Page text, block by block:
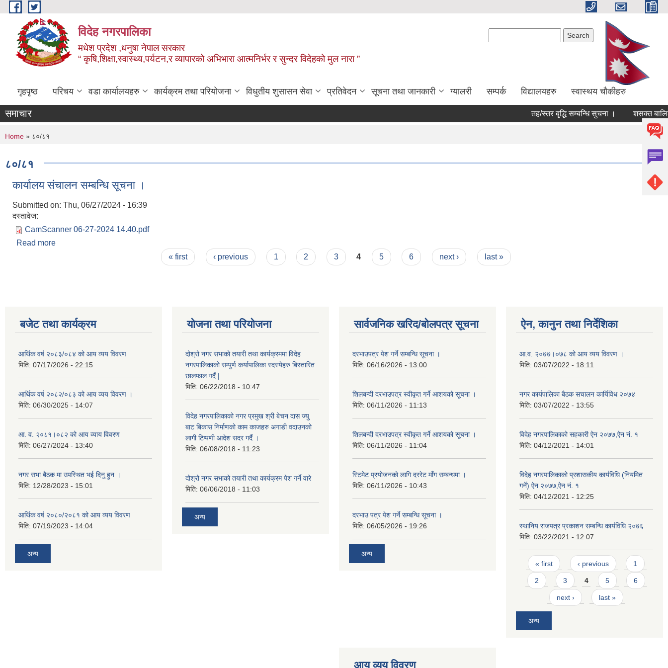
Skip to main content
विदेह नगरपालिका
मधेश प्रदेश ,धनुषा नेपाल सरकार
“ कृषि,शिक्षा,स्वास्थ्य,पर्यटन,र व्यापारको अभिभारा आत्मनिर्भर र सुन्दर विदेहको मुल नारा ”
गृहपृष्ठ परिचय वडा कार्यालयहरु कार्यक्रम तथा परियोजना विधुतीय शुसासन सेवा प्रतिवेदन सूचना तथा जानकारी ग्यालरी सम्पर्क विद्यालयहरु स्वास्थय चौकीहरु
समाचार तह/स्तर बृद्धि सम्बन्धि सुचना । शसक्त
You are here
Home » ८०/८१
८०/८१
कार्यालय संचालन सम्बन्धि सूचना ।
Submitted on: Thu, 06/27/2024 - 16:39
दस्तावेज:
CamScanner 06-27-2024 14.40.pdf
Read more
« first ‹ previous 1 2 3 4 5 6 next › last »
बजेट तथा कार्यक्रम
आर्थिक वर्ष २०८३/०८४ को आय व्यय विवरण
मिति: 07/17/2026 - 22:15
आर्थिक वर्ष २०८२/०८३ को आय व्यय विवरण ।
मिति: 06/30/2025 - 14:07
आ. व. २०८१।०८२ को आय व्याय विवरण
मिति: 06/27/2024 - 13:40
नगर सभा बैठक मा उपस्थित भई दिनु हुन ।
मिति: 12/28/2023 - 15:01
आर्थिक वर्ष २०८०/२०८१ को आय व्यय विवरण
मिति: 07/19/2023 - 14:04
अन्य
योजना तथा परियोजना
दोश्रो नगर सभाको तयारी तथा कार्यक्रममा विदेह
नगरपालिकाको सम्पुर्ण कर्यापालिका स्दस्येहरु बिस्तारित
छालफाल गर्दै |
मिति: 06/22/2018 - 10:47
विदेह नगरपालिकाको नगर प्रमुख श्री बेचन दास ज्यु
बाट बिकास निर्माणको काम काजहरु अगाडी वदाउनको
लागी टिप्पणी आदेश सदर गर्दै ।
मिति: 06/08/2018 - 11:23
दोश्रो नगर सभाको तयारी तथा कार्यक्रम पेश गर्ने वारे
मिति: 06/06/2018 - 11:03
अन्य
सार्वजनिक खरिद/बोलपत्र सूचना
दरभाउपत्र पेश गर्ने सम्बन्धि सूचना ।
मिति: 06/16/2026 - 13:00
शिलबन्दी दरभाउपत्र स्वीकृत गर्ने आशयको सूचना ।
मिति: 06/11/2026 - 11:13
शिलबन्दी दरभाउपत्र स्वीकृत गर्ने आशयको सूचना ।
मिति: 06/11/2026 - 11:04
स्टिमेट प्रयोजनको लागि दररेट माँग सम्बन्धमा ।
मिति: 06/11/2026 - 10:43
दरभाउ पत्र पेश गर्ने सम्बन्धि सूचना ।
मिति: 06/05/2026 - 19:26
अन्य
ऐन, कानुन तथा निर्देशिका
आ‍.व. २०७७।०७८ को आय व्यय विवरण ।
मिति: 03/07/2022 - 18:11
नगर कार्यपालिका बैठक स‌‌चालन कार्यिविध २०७४
मिति: 03/07/2022 - 13:55
विदेह नगरपालिकाको सहकारी ऐन २०७७,ऐन नं. १
मिति: 04/12/2021 - 14:01
विदेह नगरपालिकाको प्रशासकीय कार्यविधि (नियमित
गर्ने) ऐन २०७७,ऐन नं. १
मिति: 04/12/2021 - 12:25
स्थानिय राजपत्र प्रकाशन सम्बन्धि कार्यविधि २०७६
मिति: 03/22/2021 - 12:07
Pages
« first ‹ previous 1
2 3 4 5 6
next › last »
अन्य
आय व्यय विवरण